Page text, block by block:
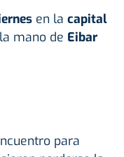
en la capital
mano de Eibar
para